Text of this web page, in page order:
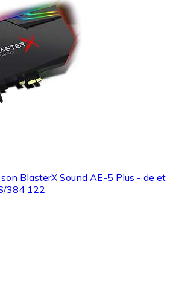
BlasterX Sound AE-5 Plus - de et
384 122